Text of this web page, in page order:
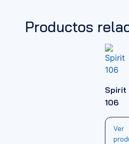
Productos
Spirit
106
Ver